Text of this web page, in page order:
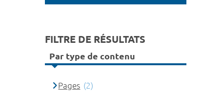
FILTRE DE RÉSULTATS
Par type de contenu
Pages (2)